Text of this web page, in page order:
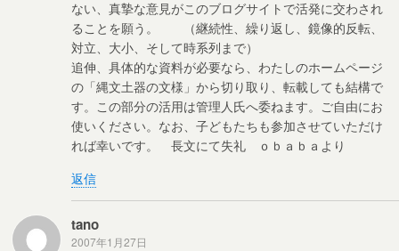
ない、真摯な意見がこのブログサイトで活発に交わされ
ることを願う。 （継続性、繰り返し、鏡像的反転、
対立、大小、そして時系列まで）
追伸、具体的な資料が必要なら、わたしのホームページ
の「縄文土器の文様」から切り取り、転載しても結構で
す。この部分の活用は管理人氏へ委ねます。ご自由にお
使いください。なお、子どもたちも参加させていただけ
れば幸いです。 長文にて失礼 ｏｂａｂａより
返信
tano
2007年1月27日